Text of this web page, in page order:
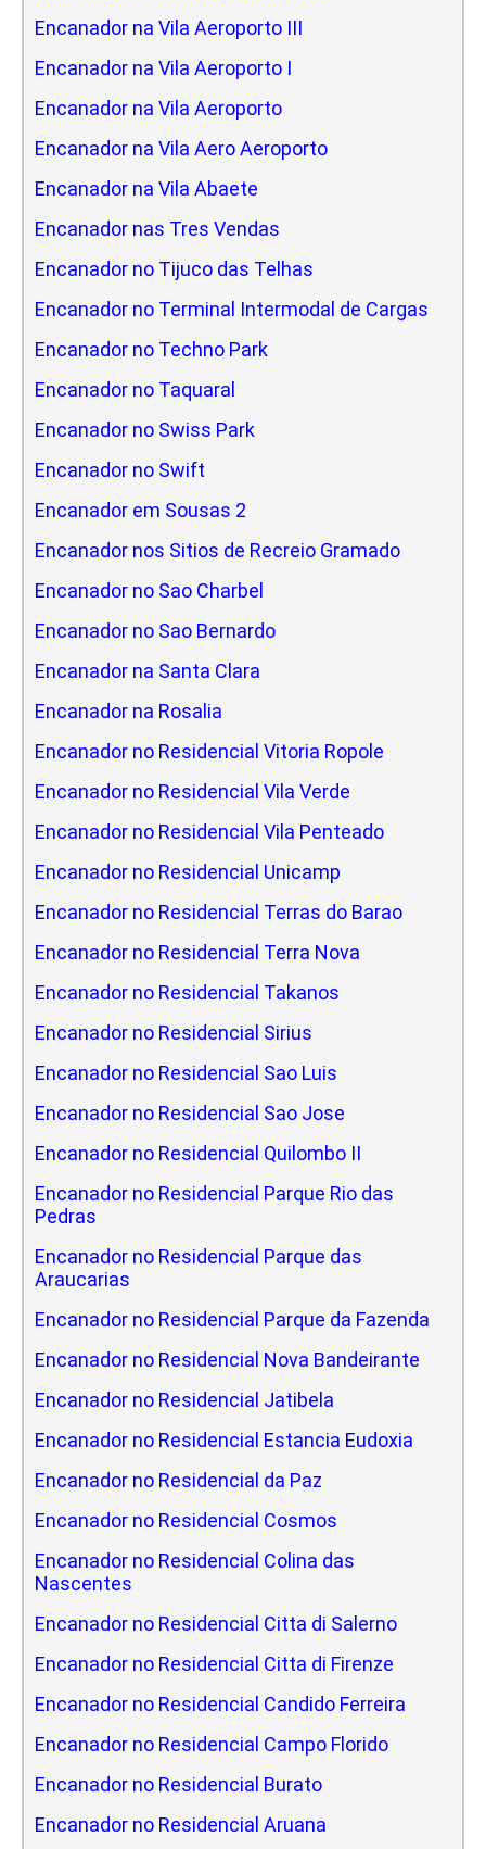
Encanador na Vila Aeroporto III
Encanador na Vila Aeroporto I
Encanador na Vila Aeroporto
Encanador na Vila Aero Aeroporto
Encanador na Vila Abaete
Encanador nas Tres Vendas
Encanador no Tijuco das Telhas
Encanador no Terminal Intermodal de Cargas
Encanador no Techno Park
Encanador no Taquaral
Encanador no Swiss Park
Encanador no Swift
Encanador em Sousas 2
Encanador nos Sitios de Recreio Gramado
Encanador no Sao Charbel
Encanador no Sao Bernardo
Encanador na Santa Clara
Encanador na Rosalia
Encanador no Residencial Vitoria Ropole
Encanador no Residencial Vila Verde
Encanador no Residencial Vila Penteado
Encanador no Residencial Unicamp
Encanador no Residencial Terras do Barao
Encanador no Residencial Terra Nova
Encanador no Residencial Takanos
Encanador no Residencial Sirius
Encanador no Residencial Sao Luis
Encanador no Residencial Sao Jose
Encanador no Residencial Quilombo II
Encanador no Residencial Parque Rio das
Pedras
Encanador no Residencial Parque das
Araucarias
Encanador no Residencial Parque da Fazenda
Encanador no Residencial Nova Bandeirante
Encanador no Residencial Jatibela
Encanador no Residencial Estancia Eudoxia
Encanador no Residencial da Paz
Encanador no Residencial Cosmos
Encanador no Residencial Colina das
Nascentes
Encanador no Residencial Citta di Salerno
Encanador no Residencial Citta di Firenze
Encanador no Residencial Candido Ferreira
Encanador no Residencial Campo Florido
Encanador no Residencial Burato
Encanador no Residencial Aruana